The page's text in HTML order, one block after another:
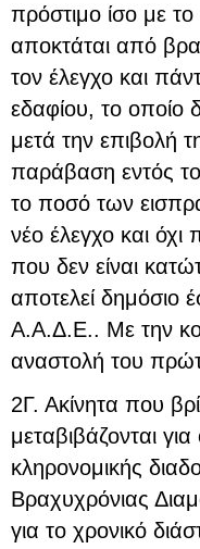
πρόστιμο ίσο με
αποκτάται από
τον έλεγχο και
εδαφίου, το οποίο
μετά την επιβολή
παράβαση εντός
το ποσό των
νέο έλεγχο και
που δεν είναι
αποτελεί δημόσιο
Α.Α.Δ.Ε.. Με την
αναστολή του
2Γ. Ακίνητα που
μεταβιβάζονται
κληρονομικής
Βραχυχρόνιας
για το χρονικό